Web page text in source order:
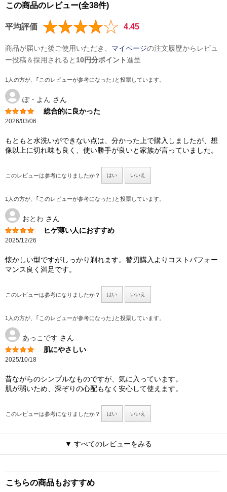
この商品のレビュー(全38件)
平均評価 4.45
商品が届いた後ご使用いただき、 マイページの注文履歴からレビュ
ー投稿＆採用されると 10円分ポイント進呈
1人の方が、｢このレビューが参考になった｣と投票しています。
ぽ・よん さん
総合的に良かった
2026/03/06
もともと水洗いができない点は、分かった上で購入しましたが、想
像以上に切れ味も良く、使い勝手が良いと家族が言っていました。
このレビューは参考になりましたか？ はい いいえ
1人の方が、｢このレビューが参考になった｣と投票しています。
おとわ さん
ヒゲ薄い人におすすめ
2025/12/26
懐かしい型ですがしっかり剃れます。替刃購入よりコストパフォー
マンス良く満足です。
このレビューは参考になりましたか？ はい いいえ
1人の方が、｢このレビューが参考になった｣と投票しています。
あっこです さん
肌にやさしい
2025/10/18
昔ながらのシンプルなものですが、気に入っています。
肌が弱いため、深ぞりの心配もなく安心して使えます。
このレビューは参考になりましたか？ はい いいえ
▼ すべてのレビューをみる
こちらの商品もおすすめ